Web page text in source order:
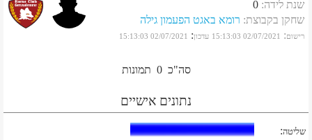
שנת לידה:
0
שחקן בקבוצת: רומא באגט הפעמון גילה
רישום:
02/07/2021 15:13:03 עדכון:
02/07/2021 15:13:03
סה"כ 0 תמונות
נתונים אישיים
שליטה: